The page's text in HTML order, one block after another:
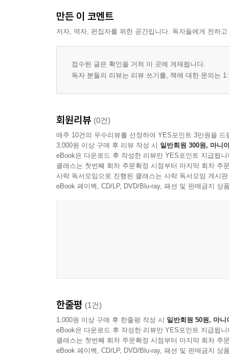
만든 이 코멘트
저자, 역자, 편집자를 위한 공간입니다. 독자들에게 전하
접수된 글은 확인을 거쳐 이 곳에 게재됩니다.
독자 분들의 리뷰는 리뷰 쓰기를, 책에 대한 문의는
회원리뷰 (0건)
매주 10건의 우수리뷰를 선정하여 YES포인트 3만원을 드
3,000원 이상 구매 후 리뷰 작성 시 일반회원 300원, 마니
eBook은 다운로드 후 작성한 리뷰만 YES포인트 지급됩니
클래스는 첫번째 회차 주문확정 시점부터 마지막 회차 주
사락 독서모임으로 진행된 클래스는 사락 독서모임 게시
eBook 페이백, CD/LP, DVD/Blu-ray, 패션 및 판매금지 상
한줄평 (1건)
1,000원 이상 구매 후 한줄평 작성 시 일반회원 50원, 마니
eBook은 다운로드 후 작성한 리뷰만 YES포인트 지급됩니
클래스는 첫번째 회차 주문확정 시점부터 마지막 회차 주
eBook 페이백, CD/LP, DVD/Blu-ray, 패션 및 판매금지 상